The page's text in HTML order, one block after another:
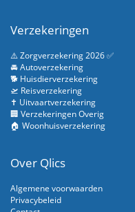
Verzekeringen
⚠️ Zorgverzekering 2026 ✅
🚘 Autoverzekering
🐕 Huisdierverzekering
🛫 Reisverzekering
✝️ Uitvaartverzekering
🏢 Verzekeringen Overig
🏠 Woonhuisverzekering
Over Qlics
Algemene voorwaarden
Privacybeleid